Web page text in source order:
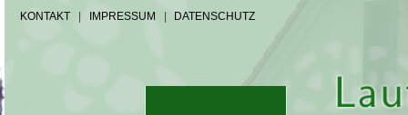
KONTAKT IMPRESSUM DATENSCHUTZ